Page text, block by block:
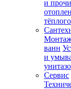
и
ванн
и
Сервис